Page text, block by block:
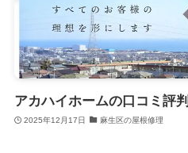
アカハイホームの口コミ評判
2025年12月17日 麻生区の屋根修理